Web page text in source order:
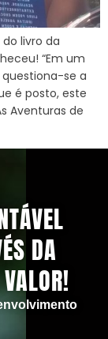
livro da
“Em um
se a
é posto, este
Aventuras de
DA